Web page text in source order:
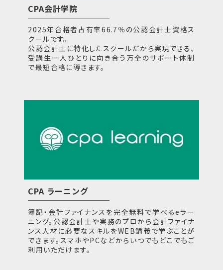
CPA会計学院
2025年合格者占有率66.7％の公認会計士資格ス
クールです。
公認会計士に特化したスクールだから実現できる、
受講生一人ひとりに向き合う万全のサポート体制
で最短合格に導きます。
CPA ラーニング
簿記・会計ファイナンスを完全無料で学べるeラー
ニング。公認会計士や実務のプロから会計ファイナ
ンス人材に必要なスキルをWEB講義で学ぶことが
できます。スマホやPCなどからいつでもどこでもご
利用いただけます。